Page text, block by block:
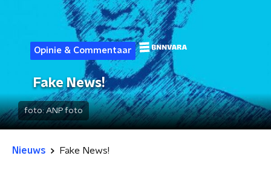
Opinie & Commentaar
Fake News!
foto:ANP foto
Nieuws Fake News!